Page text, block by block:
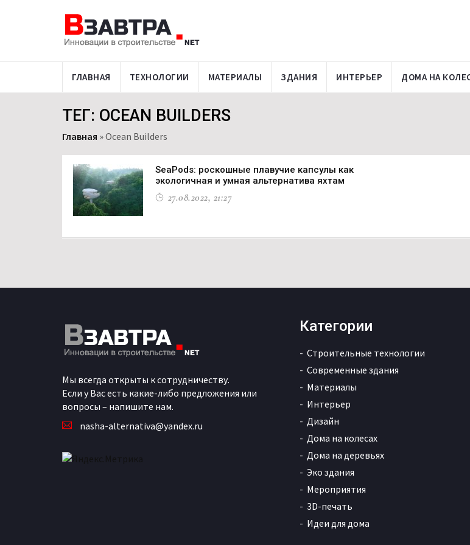
ГЛАВНАЯ ТЕХНОЛОГИИ МАТЕРИАЛЫ ЗДАНИЯ ИНТЕРЬЕР ДОМА НА
ТЕГ: OCEAN BUILDERS
Главная »Ocean Builders
SeaPods: роскошные плавучие капсулы как
экологичная и умная альтернатива яхтам
27.08.2022, 21:27
Мы всегда открыты к сотрудничеству.
Если у Вас есть какие-либо предложения или
вопросы – напишите нам.
nasha-alternativa@yandex.ru
Категории
Строительные технологии
Современные здания
Материалы
Интерьер
Дизайн
Дома на колесах
Дома на деревьях
Эко здания
Мероприятия
3D-печать
Идеи для дома